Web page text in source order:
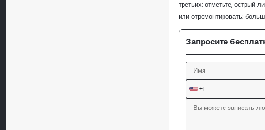
третьих: отметьте, острый
или отремонтировать;
Запросите
+1